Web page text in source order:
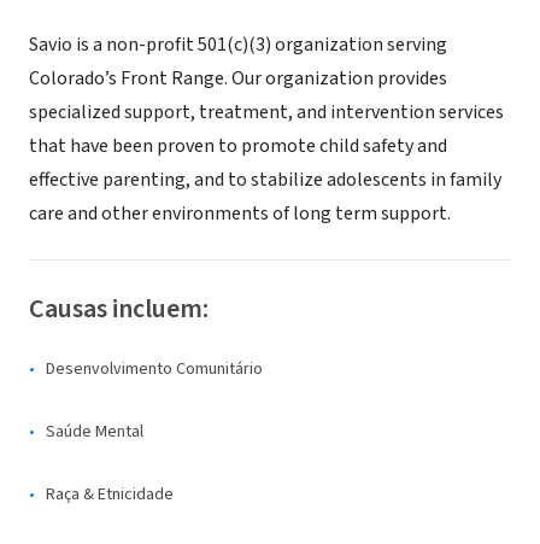
Savio is a non-profit 501(c)(3) organization serving
Colorado’s Front Range. Our organization provides
specialized support, treatment, and intervention services
that have been proven to promote child safety and
effective parenting, and to stabilize adolescents in family
care and other environments of long term support.
Causas incluem:
Desenvolvimento Comunitário
Saúde Mental
Raça & Etnicidade